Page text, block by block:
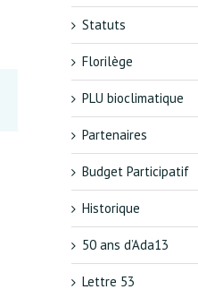
Statuts
Florilège
PLU bioclimatique
Partenaires
Budget Participatif
Historique
50 ans d’Ada13
Lettre 53